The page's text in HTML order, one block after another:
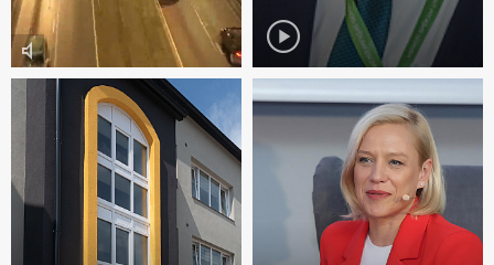
volume_mute play_circle